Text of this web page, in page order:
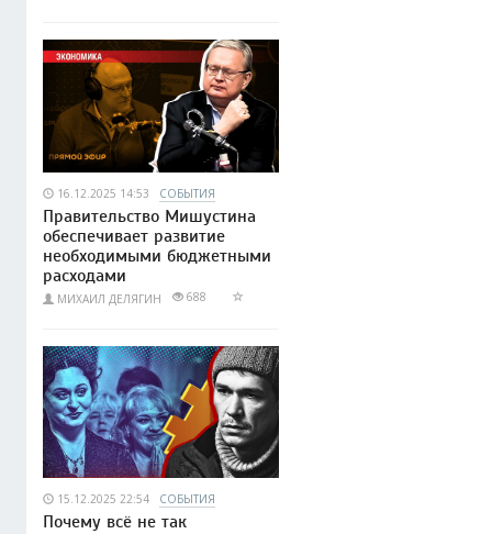
16.12.2025 14:53 СОБЫТИЯ
Правительство Мишустина
обеспечивает развитие
необходимыми бюджетными
расходами
МИХАИЛ ДЕЛЯГИН 688
15.12.2025 22:54 СОБЫТИЯ
Почему всё не так